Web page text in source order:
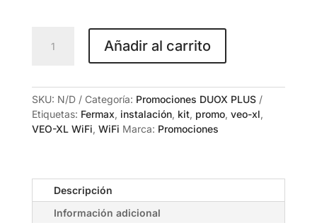
monitor
VEO-
XL
cantidad
Añadir al carrito
SKU: N/D Categoría: Promociones DUOX PLUS
Etiquetas: Fermax, instalación, kit, promo, veo-xl,
VEO-XL WiFi, WiFi Marca: Promociones
Descripción
Información adicional